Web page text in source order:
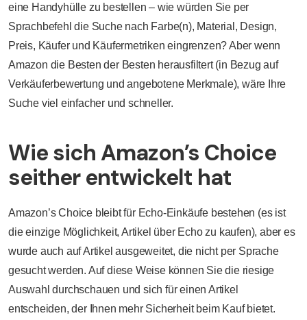
eine Handyhülle zu bestellen – wie würden Sie per
Sprachbefehl die Suche nach Farbe(n), Material, Design,
Preis, Käufer und Käufermetriken eingrenzen? Aber wenn
Amazon die Besten der Besten herausfiltert (in Bezug auf
Verkäuferbewertung und angebotene Merkmale), wäre Ihre
Suche viel einfacher und schneller.
Wie sich Amazon’s Choice
seither entwickelt hat
Amazon’s Choice bleibt für Echo-Einkäufe bestehen (es ist
die einzige Möglichkeit, Artikel über Echo zu kaufen), aber es
wurde auch auf Artikel ausgeweitet, die nicht per Sprache
gesucht werden. Auf diese Weise können Sie die riesige
Auswahl durchschauen und sich für einen Artikel
entscheiden, der Ihnen mehr Sicherheit beim Kauf bietet.